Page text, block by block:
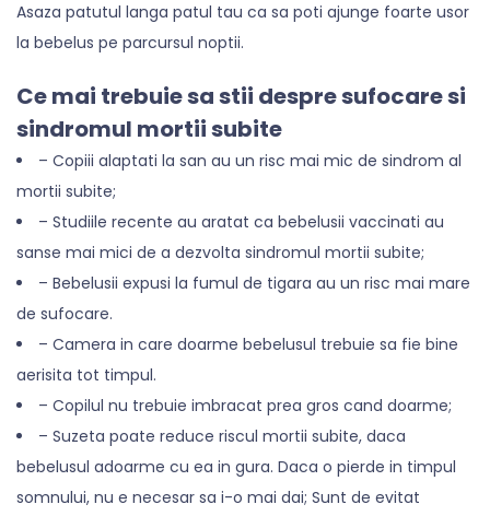
Asaza patutul langa patul tau ca sa poti ajunge foarte usor
la bebelus pe parcursul noptii.
Ce mai trebuie sa stii despre sufocare si
sindromul mortii subite
– Copiii alaptati la san au un risc mai mic de sindrom al
mortii subite;
– Studiile recente au aratat ca bebelusii vaccinati au
sanse mai mici de a dezvolta sindromul mortii subite;
– Bebelusii expusi la fumul de tigara au un risc mai mare
de sufocare.
– Camera in care doarme bebelusul trebuie sa fie bine
aerisita tot timpul.
– Copilul nu trebuie imbracat prea gros cand doarme;
– Suzeta poate reduce riscul mortii subite, daca
bebelusul adoarme cu ea in gura. Daca o pierde in timpul
somnului, nu e necesar sa i-o mai dai; Sunt de evitat